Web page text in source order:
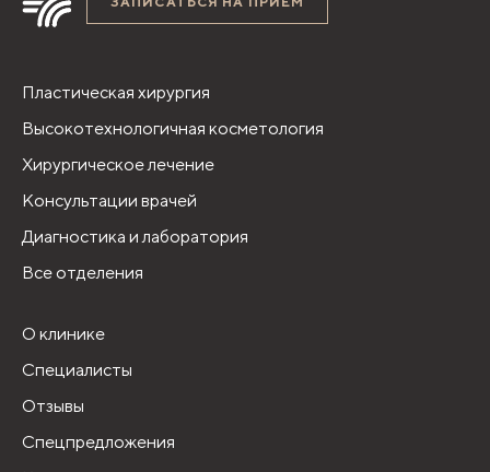
Пластическая хирургия
Высокотехнологичная косметология
Хирургическое лечение
Консультации врачей
Диагностика и лаборатория
Все отделения
О клинике
Специалисты
Отзывы
Спецпредложения